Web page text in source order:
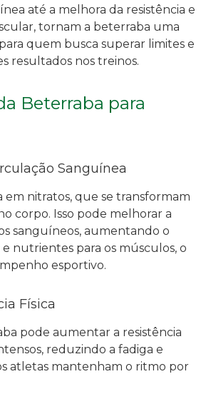
até a melhora da resistência e
tornam a beterraba uma
quem busca superar limites e
resultados nos treinos.
Beterraba para
Sanguínea
em nitratos, que se transformam
corpo. Isso pode melhorar a
sanguíneos, aumentando o
nutrientes para os músculos, o
esportivo.
Física
pode aumentar a resistência
reduzindo a fadiga e
atletas mantenham o ritmo por